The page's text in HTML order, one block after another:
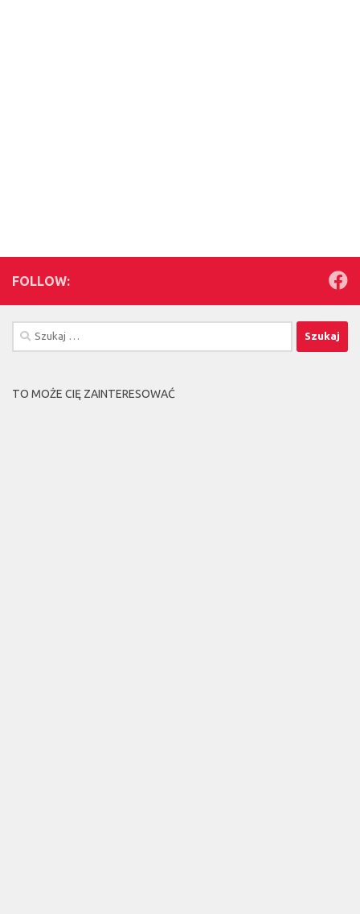
FOLLOW:
Szukaj:
TO MOŻE CIĘ ZAINTERESOWAĆ